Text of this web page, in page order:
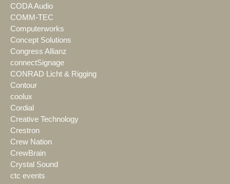
CODA Audio
COMM-TEC
Computerworks
Concept Solutions
Congress Allianz
connectSignage
CONRAD Licht & Rigging
Contour
coolux
Cordial
Creative Technology
Crestron
Crew Nation
CrewBrain
Crystal Sound
ctc events